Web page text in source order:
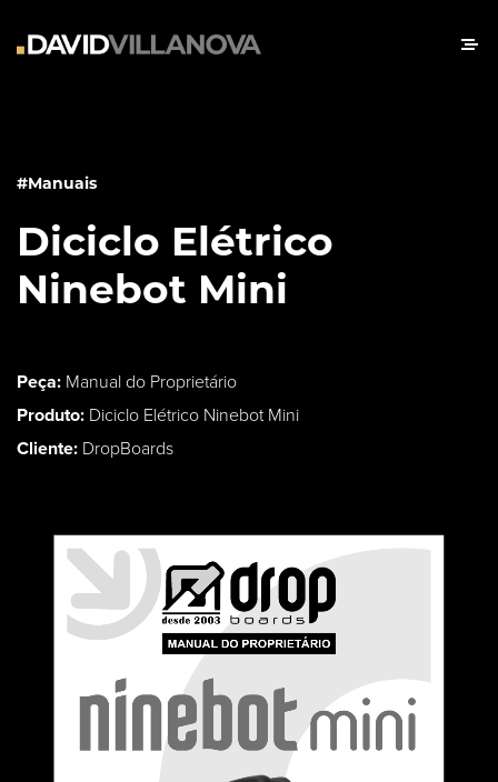
#Manuais
Diciclo Elétrico
Ninebot Mini
Peça: Manual do Proprietário
Produto: Diciclo Elétrico Ninebot Mini
Cliente: DropBoards